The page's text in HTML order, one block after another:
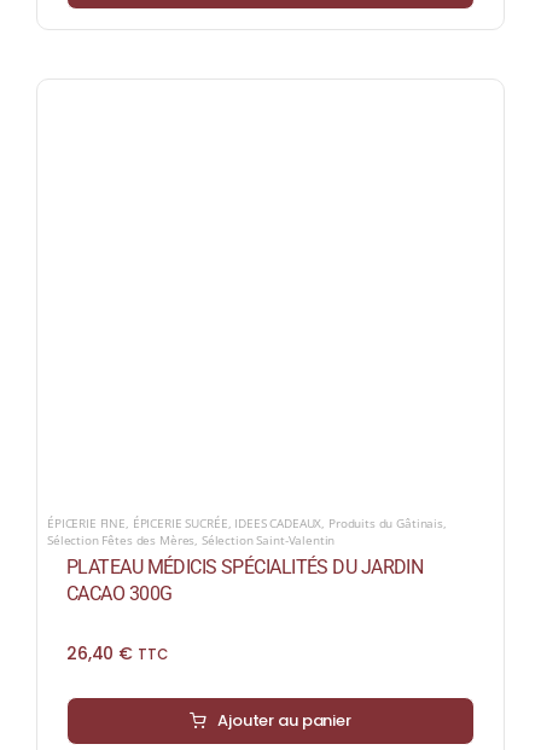
ÉPICERIE FINE ÉPICERIE SUCRÉE IDEES CADEAUX Produits du Gâtinais
Sélection Fêtes des Mères Sélection Saint-Valentin
PLATEAU MÉDICIS SPÉCIALITÉS DU JARDIN
CACAO 300G
26,40 € TTC
Ajouter au panier